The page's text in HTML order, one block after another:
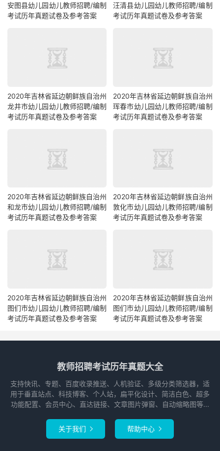
安图县幼儿园幼儿教师招聘/编制
考试历年真题试卷及参考答案
汪清县幼儿园幼儿教师招聘/编制
考试历年真题试卷及参考答案
2020年吉林省延边朝鲜族自治州
龙井市幼儿园幼儿教师招聘/编制
考试历年真题试卷及参考答案
2020年吉林省延边朝鲜族自治州
珲春市幼儿园幼儿教师招聘/编制
考试历年真题试卷及参考答案
2020年吉林省延边朝鲜族自治州
和龙市幼儿园幼儿教师招聘/编制
考试历年真题试卷及参考答案
2020年吉林省延边朝鲜族自治州
敦化市幼儿园幼儿教师招聘/编制
考试历年真题试卷及参考答案
2020年吉林省延边朝鲜族自治州
图们市幼儿园幼儿教师招聘/编制
考试历年真题试卷及参考答案
2020年吉林省延边朝鲜族自治州
图们市幼儿园幼儿教师招聘/编制
考试历年真题试卷及参考答案
教师招聘考试历年真题大全
支持快讯、专题、百度收录推送、人机验证、多级分类筛选器，适
用于垂直站点、科技博客、个人站，扁平化设计、简洁白色、超多
功能配置、会员中心、直达链接、文章图片弹窗、自动缩略图等...
关于我们  帮助中心 